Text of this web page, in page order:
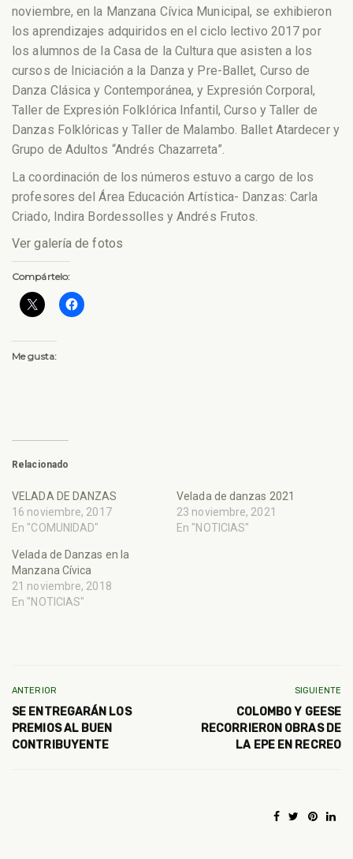
noviembre, en la Manzana Cívica Municipal, se exhibieron
los aprendizajes adquiridos en el ciclo lectivo 2017 por
los alumnos de la Casa de la Cultura que asisten a los
cursos de Iniciación a la Danza y Pre-Ballet, Curso de
Danza Clásica y Contemporánea, y Expresión Corporal,
Taller de Expresión Folklórica Infantil, Curso y Taller de
Danzas Folklóricas y Taller de Malambo. Ballet Atardecer y
Grupo de Adultos “Andrés Chazarreta”.
La coordinación de los números estuvo a cargo de los
profesores del Área Educación Artística- Danzas: Carla
Criado, Indira Bordessolles y Andrés Frutos.
Ver galería de fotos
Compártelo:
Me gusta:
Relacionado
VELADA DE DANZAS
16 noviembre, 2017
En "COMUNIDAD"
Velada de danzas 2021
23 noviembre, 2021
En "NOTICIAS"
Velada de Danzas en la
Manzana Cívica
21 noviembre, 2018
En "NOTICIAS"
ANTERIOR
SE ENTREGARÁN LOS
PREMIOS AL BUEN
CONTRIBUYENTE
SIGUIENTE
COLOMBO Y GEESE
RECORRIERON OBRAS DE
LA EPE EN RECREO